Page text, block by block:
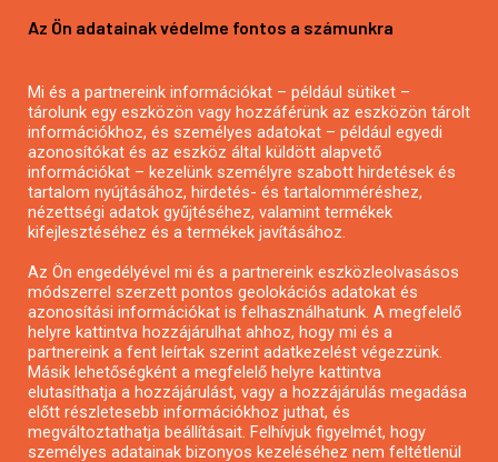
Mezőgazdasági pályázatírás
Pályázatírás civil szervezeteknek
Pályázatírás önkormányzatoknak
Pályázatfigyelés
Specifikus pályázatfigyelés vagy hírlevél
Pályázatok magánszemélyeknek
Pályázatok civil szervezeteknek
Pályázatok vállalkozásoknak
Önkormányzati pályázatok
Mezőgazdasági pályázatok
Az Ön adatainak védelme fontos a számunkra
Mi és a partnereink információkat – például sütiket –
tárolunk egy eszközön vagy hozzáférünk az eszközön tárolt
információkhoz, és személyes adatokat – például egyedi
azonosítókat és az eszköz által küldött alapvető
információkat – kezelünk személyre szabott hirdetések és
tartalom nyújtásához, hirdetés- és tartalomméréshez,
nézettségi adatok gyűjtéséhez, valamint termékek
kifejlesztéséhez és a termékek javításához.
Az Ön engedélyével mi és a partnereink eszközleolvasásos
módszerrel szerzett pontos geolokációs adatokat és
azonosítási információkat is felhasználhatunk. A megfelelő
helyre kattintva hozzájárulhat ahhoz, hogy mi és a
partnereink a fent leírtak szerint adatkezelést végezzünk.
Másik lehetőségként a megfelelő helyre kattintva
elutasíthatja a hozzájárulást, vagy a hozzájárulás megadása
előtt részletesebb információkhoz juthat, és
megváltoztathatja beállításait. Felhívjuk figyelmét, hogy
személyes adatainak bizonyos kezeléséhez nem feltétlenül